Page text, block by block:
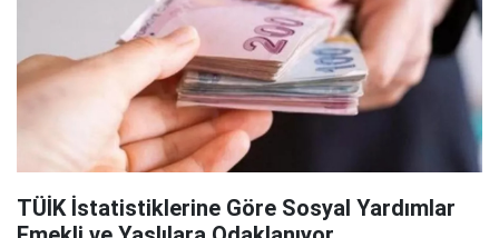
TÜİK İstatistiklerine Göre Sosyal Yardımlar